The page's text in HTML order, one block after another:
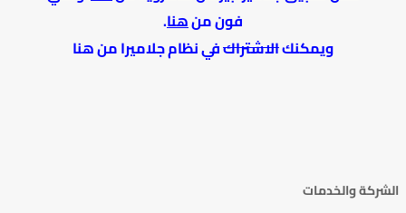
فون منهنا.
ويمكنكالاشتراكفي نظام جلاميرا من هنا
الشركة والخدمات